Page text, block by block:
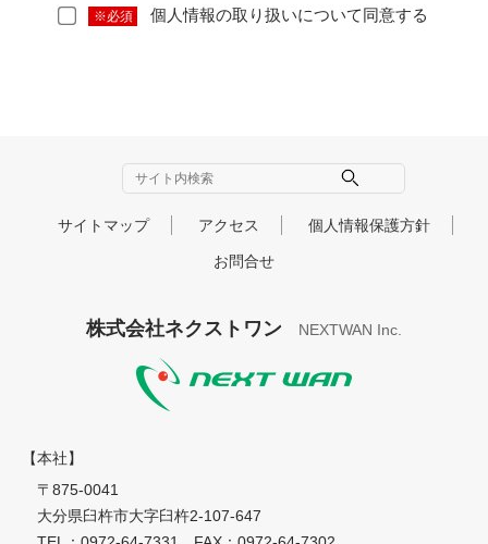
子メールアドレス、画像などによって個人を識
別できる情報のことをいいます。 （履歴書、
シート、成績証明書、卒業見込証明書、卒業証
弊社へ採用応募される応募者の個人情報は、採
用選考対象者の識別、採用選考、応募者への連
絡・問い合せ、採用関係書類の送付を目的とし
て利用し、それ以外の目的には利用しません。
個人情報の第三者提供
弊社への個人情報の提供は任意としておりま
※必須 個人情報の取り扱いについて同意する
サイトマップ アクセス 個人情報保護方針
お問合せ
株式会社ネクストワン NEXTWAN Inc.
【本社】
〒875-0041
大分県臼杵市大字臼杵2-107-647